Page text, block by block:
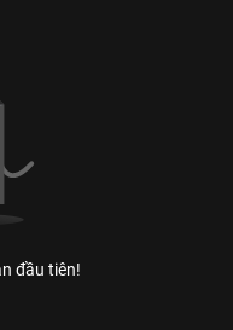
đầu tiên!